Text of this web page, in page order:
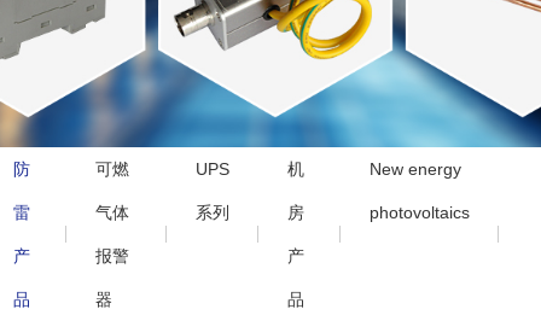
防
雷
产
品
可燃
气体
报警
器
UPS
系列
机
房
产
品
New energy
photovoltaics